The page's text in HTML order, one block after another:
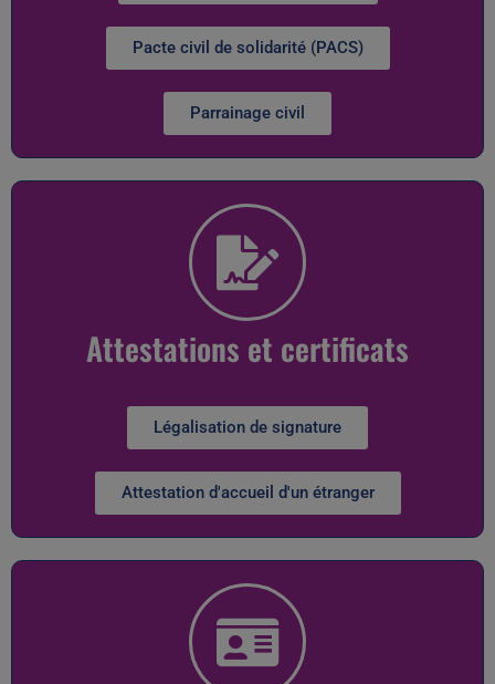
Pacte civil de solidarité (PACS)
Parrainage civil
Attestations et certificats
Légalisation de signature
Attestation d'accueil d'un étranger